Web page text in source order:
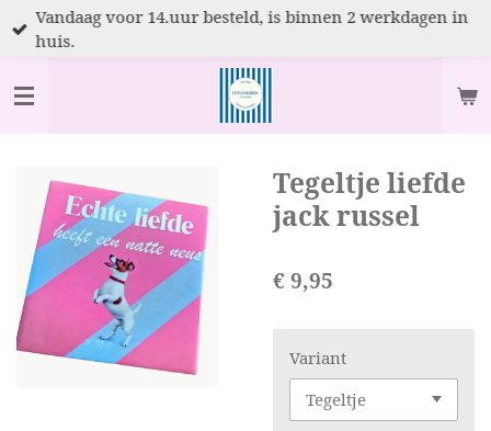
Ga
direct
de
Vandaag voor 14.uur besteld, is binnen 2 werkdagen in
huis.
Tegeltje liefde
jack russel
€ 9,95
Variant